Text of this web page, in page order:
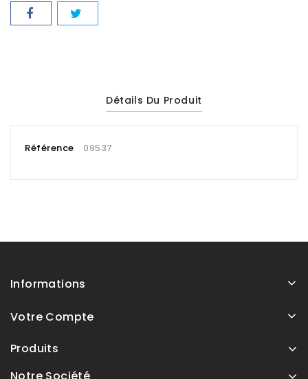
Détails Du Produit
Référence 09537
Informations
Votre Compte
Produits
Notre Société